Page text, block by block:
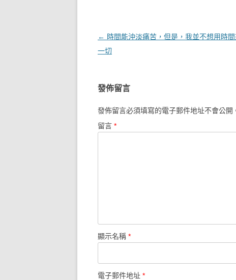
文章導覽
← 時間能沖淡痛苦，但是，我並不想用時
一切
發佈留言
發佈留言必須填寫的電子郵件地址不會公開
留言 *
顯示名稱 *
電子郵件地址 *